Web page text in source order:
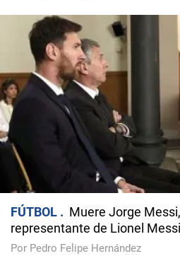
FÚTBOL
Muere Jorge
representante de Lionel
Por Pedro Felipe Hernández